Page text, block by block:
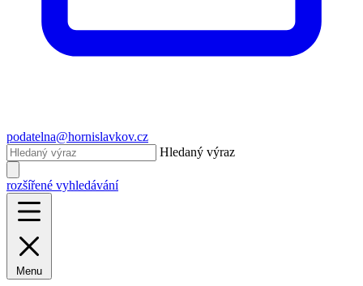
podatelna@hornislavkov.cz
Hledaný výraz
rozšířené vyhledávání
Menu